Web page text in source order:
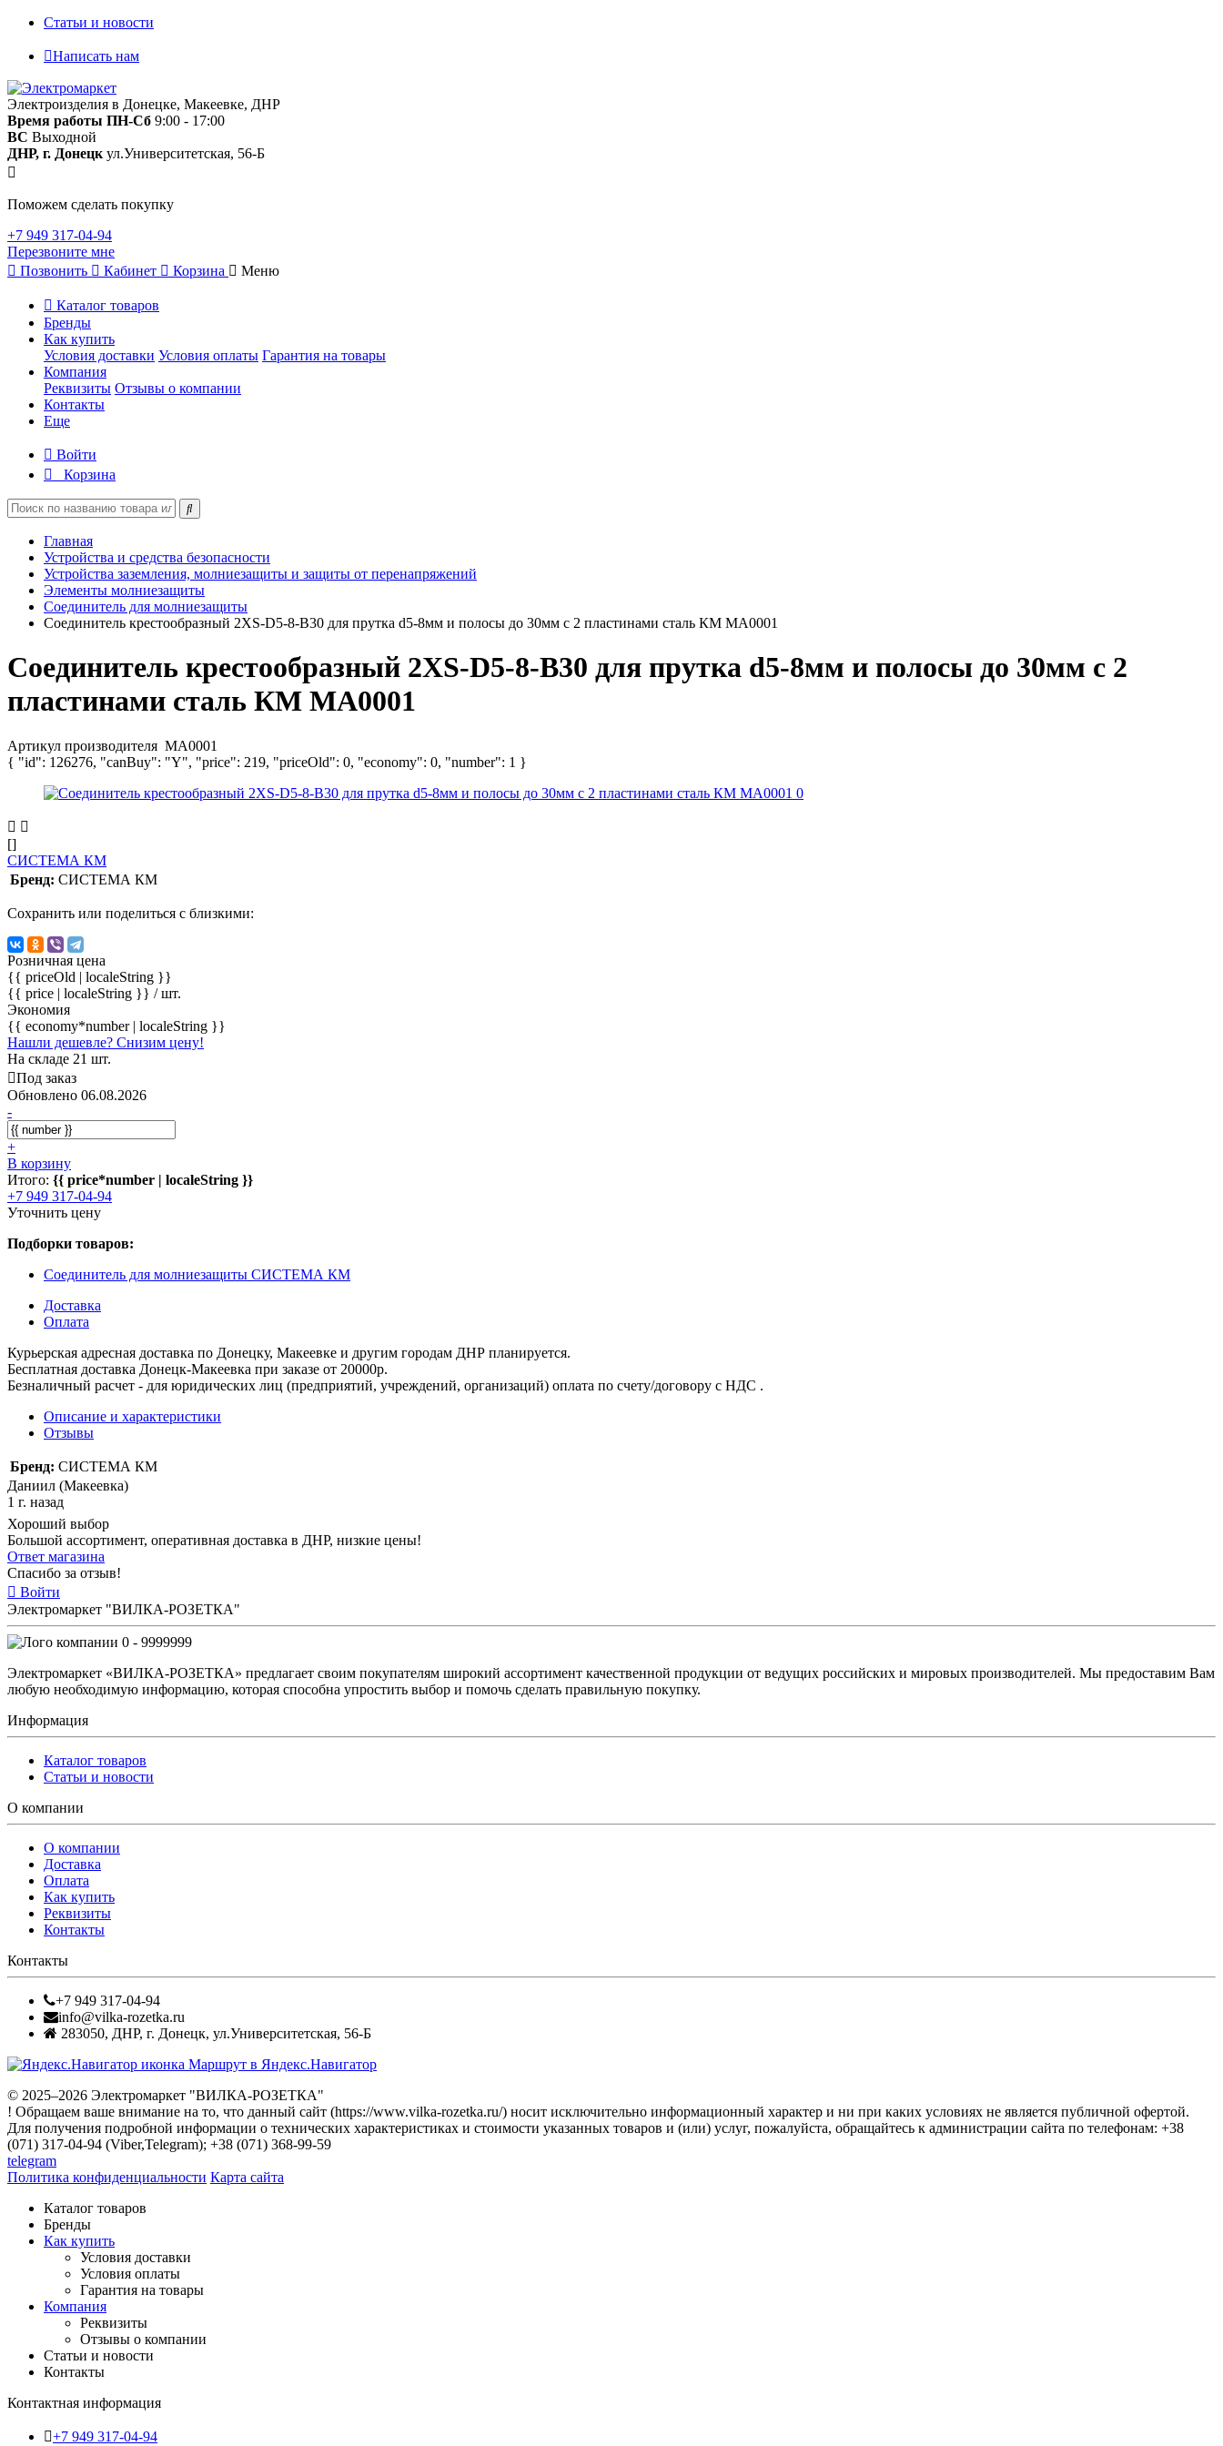
Статьи и новости
Написать нам
Электроизделия в Донецке, Макеевке, ДНР
Время работы ПН-Сб 9:00 - 17:00
ВС Выходной
ДНР, г. Донецк ул.Университетская, 56-Б
Поможем сделать покупку
+7 949 317-04-94
Перезвоните мне
Позвонить
Кабинет Корзина Меню
Каталог товаров
Бренды
Как купить
Условия доставки Условия оплаты Гарантия на товары
Компания
Реквизиты Отзывы о компании
Контакты
Еще
Войти
Корзина
Главная
Устройства и средства безопасности
Устройства заземления, молниезащиты и защиты от перенапряжений
Элементы молниезащиты
Соединитель для молниезащиты
Соединитель крестообразный 2XS-D5-8-B30 для прутка d5-8мм и полосы до 30мм с 2 пластинами сталь КМ MA0001
Соединитель крестообразный 2XS-D5-8-B30 для прутка d5-8мм и полосы до 30мм с 2
пластинами сталь КМ MA0001
Артикул производителя MA0001
{ "id": 126276, "canBuy": "Y", "price": 219, "priceOld": 0, "economy": 0, "number": 1 }
[]
СИСТЕМА КМ
Бренд: СИСТЕМА КМ
Сохранить или поделиться с близкими:
Розничная цена
{{ priceOld | localeString }}
{{ price | localeString }} / шт.
Экономия
{{ economy*number | localeString }}
Нашли дешевле? Снизим цену!
На складе 21 шт.
Под заказ
Обновлено 06.08.2026
-
+
В корзину
Итого: {{ price*number | localeString }}
+7 949 317-04-94
Уточнить цену
Подборки товаров:
Соединитель для молниезащиты СИСТЕМА КМ
Доставка
Оплата
Курьерская адресная доставка по Донецку, Макеевке и другим городам ДНР планируется.
Бесплатная доставка Донецк-Макеевка при заказе от 20000р.
Безналичный расчет - для юридических лиц (предприятий, учреждений, организаций) оплата по счету/договору с НДС .
Описание и характеристики
Отзывы
Бренд: СИСТЕМА КМ
Даниил (Макеевка)
1 г. назад
Хороший выбор
Большой ассортимент, оперативная доставка в ДНР, низкие цены!
Ответ магазина
Спасибо за отзыв!
Войти
Электромаркет "ВИЛКА-РОЗЕТКА"
0 - 9999999
Электромаркет «ВИЛКА-РОЗЕТКА» предлагает своим покупателям широкий ассортимент качественной продукции от ведущих российских и мировых производителей. Мы предоставим Вам
любую необходимую информацию, которая способна упростить выбор и помочь сделать правильную покупку.
Информация
Каталог товаров
Статьи и новости
О компании
О компании
Доставка
Оплата
Как купить
Реквизиты
Контакты
Контакты
+7 949 317-04-94
info@vilka-rozetka.ru
283050, ДНР, г. Донецк, ул.Университетская, 56-Б
Маршрут в Яндекс.Навигатор
© 2025–2026 Электромаркет "ВИЛКА-РОЗЕТКА"
! Обращаем ваше внимание на то, что данный сайт (https://www.vilka-rozetka.ru/) носит исключительно информационный характер и ни при каких условиях не является публичной офертой.
Для получения подробной информации о технических характеристиках и стоимости указанных товаров и (или) услуг, пожалуйста, обращайтесь к администрации сайта по телефонам: +38
(071) 317-04-94 (Viber,Telegram); +38 (071) 368-99-59
telegram
Политика конфиденциальности Карта сайта
Каталог товаров
Бренды
Как купить
Условия доставки
Условия оплаты
Гарантия на товары
Компания
Реквизиты
Отзывы о компании
Статьи и новости
Контакты
Контактная информация
+7 949 317-04-94